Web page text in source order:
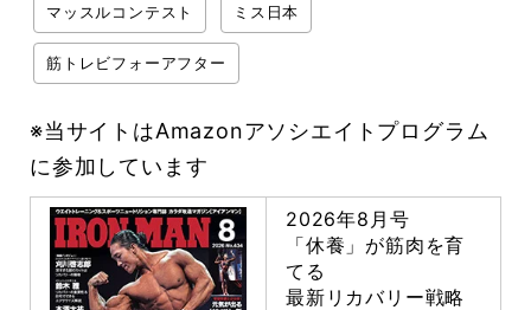
マッスルコンテスト ミス日本
筋トレビフォーアフター
※当サイトはAmazonアソシエイトプログラム
に参加しています
2026年8月号
「休養」が筋肉を育
てる
最新リカバリー戦略